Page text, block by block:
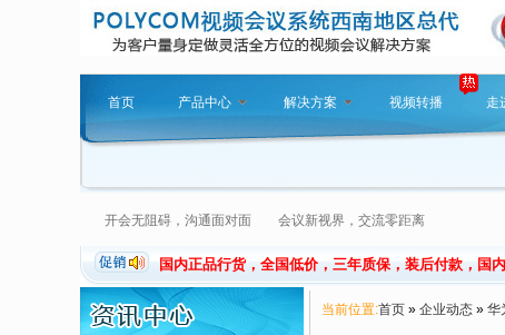
首页 产品中心 解决方案 视频转播 走
开会无阻碍，沟通面对面 会议新视界，交流零距离
国内正品行货，全国低价，三年质保，装后付款，国
当前位置:首页 » 企业动态 » 华